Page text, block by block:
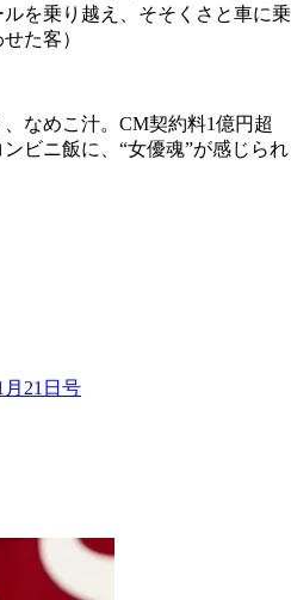
を乗り越え、そそくさと車に乗
た客）
なめこ汁。CM契約料1億円超
ビニ飯に、“女優魂”が感じられ
月21日号